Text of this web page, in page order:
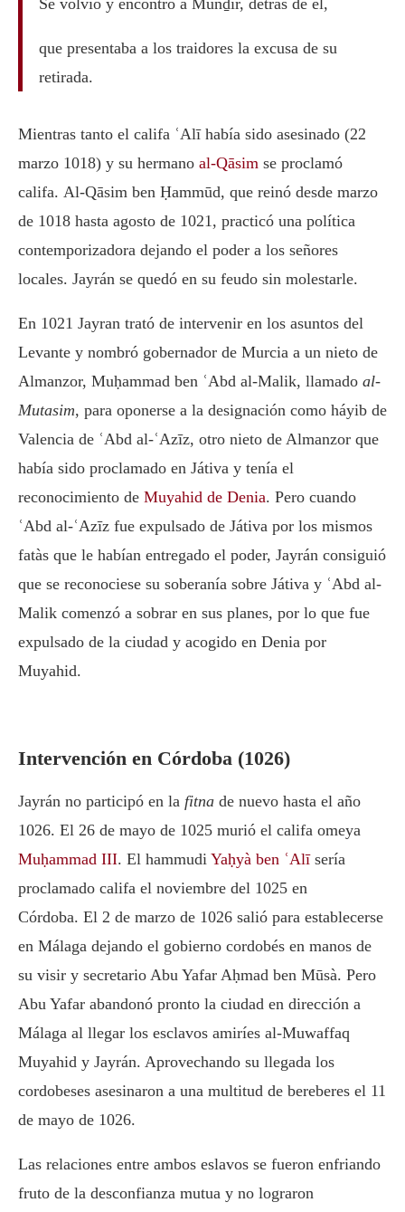
que presentaba a los traidores la excusa de su
retirada.
Mientras tanto el califa ʿAlī había sido asesinado (22
marzo 1018) y su hermano al-Qāsim se proclamó
califa. Al-Qāsim ben Ḥammūd, que reinó desde marzo
de 1018 hasta agosto de 1021, practicó una política
contemporizadora dejando el poder a los señores
locales. Jayrán se quedó en su feudo sin molestarle.
En 1021 Jayran trató de intervenir en los asuntos del
Levante y nombró gobernador de Murcia a un nieto de
Almanzor, Muḥammad ben ʿAbd al-Malik, llamado al-
Mutasim, para oponerse a la designación como háyib de
Valencia de ʿAbd al-ʿAzīz, otro nieto de Almanzor que
había sido proclamado en Játiva y tenía el
reconocimiento de Muyahid de Denia. Pero cuando
ʿAbd al-ʿAzīz fue expulsado de Játiva por los mismos
fatàs que le habían entregado el poder, Jayrán consiguió
que se reconociese su soberanía sobre Játiva y ʿAbd al-
Malik comenzó a sobrar en sus planes, por lo que fue
expulsado de la ciudad y acogido en Denia por
Muyahid.
Intervención en Córdoba (1026)
Jayrán no participó en la fitna de nuevo hasta el año
1026. El 26 de mayo de 1025 murió el califa omeya
Muḥammad III. El hammudi Yaḥyà ben ʿAlīsería
proclamado califa el noviembre del 1025 en
Córdoba. El 2 de marzo de 1026 salió para establecerse
en Málaga dejando el gobierno cordobés en manos de
su visir y secretario Abu Yafar Aḥmad ben Mūsà. Pero
Abu Yafar abandonó pronto la ciudad en dirección a
Málaga al llegar los esclavos amiríes al-Muwaffaq
Muyahid y Jayrán. Aprovechando su llegada los
cordobeses asesinaron a una multitud de bereberes el 11
de mayo de 1026.
Las relaciones entre ambos eslavos se fueron enfriando
fruto de la desconfianza mutua y no lograron